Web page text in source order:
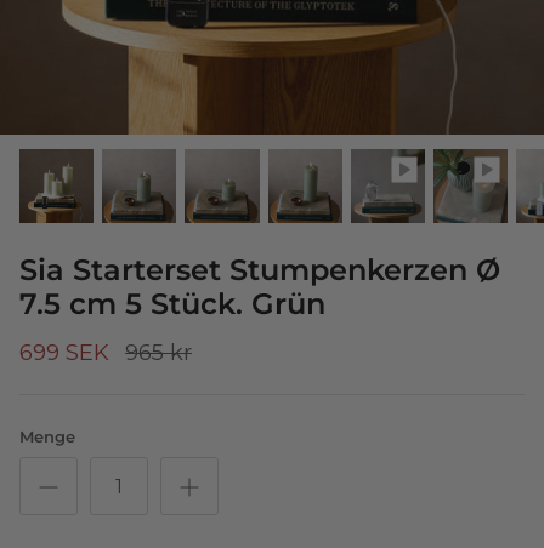
Sia Starterset Stumpenkerzen Ø
7.5 cm 5 Stück. Grün
699 SEK 965 kr
Menge